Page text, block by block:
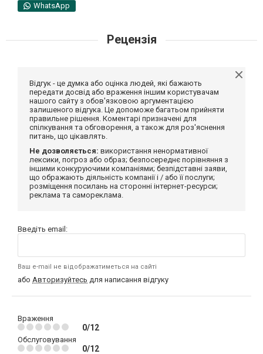
WhatsApp
Рецензія
Відгук - це думка або оцінка людей, які бажають
передати досвід або враження іншим користувачам
нашого сайту з обов'язковою аргументацією
залишеного відгука. Це допоможе багатьом прийняти
правильне рішення. Коментарі призначені для
спілкування та обговорення, а також для роз'яснення
питань, що цікавлять.
Не дозволяється: використання ненормативної
лексики, погроз або образ; безпосереднє порівняння з
іншими конкуруючими компаніями; безпідставні заяви,
що ображають діяльність компанії і / або її послуги;
розміщення посилань на сторонні інтернет-ресурси;
реклама та самореклама.
Введіть email:
Ваш e-mail не відображатиметься на сайті
або Авторизуйтесь для написання відгуку
Враження
0/12
Обслуговування
0/12